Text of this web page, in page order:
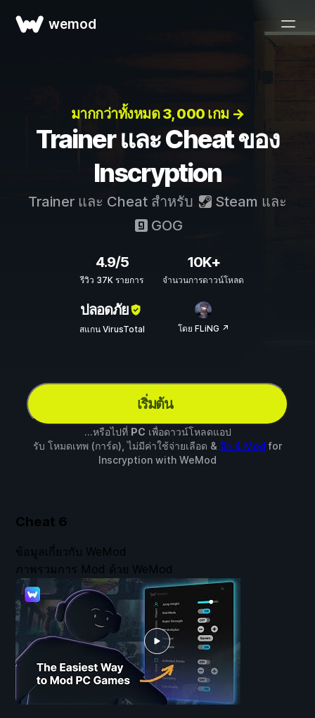
wemod
มากกว่าทั้งหมด 3, 000 เกม →
Trainer และ Cheat ของ
Inscryption
Trainer และ Cheat สำหรับ Steam และ
GOG
4.9/5
รีวิว 37K รายการ
10K+
จำนวนการดาวน์โหลด
ปลอดภัย
สแกน VirusTotal โดย FLiNG ↗
เริ่มต้น
...หรือไปที่ PC เพื่อดาวน์โหลดแอป
รับ โหมดเทพ (การ์ด), ไม่มีค่าใช้จ่ายเลือด & อีก 4 Mod for
Inscryption with WeMod
Cheat 6
ข้อมูลเกี่ยวกับ WeMod
ภาพรวมการ Mod ด้วย WeMod